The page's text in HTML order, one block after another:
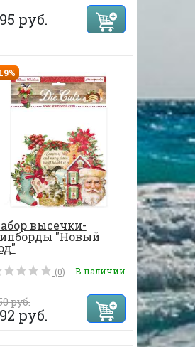
руб.
высечки-
"Новый
(0) В наличии
руб.
руб.